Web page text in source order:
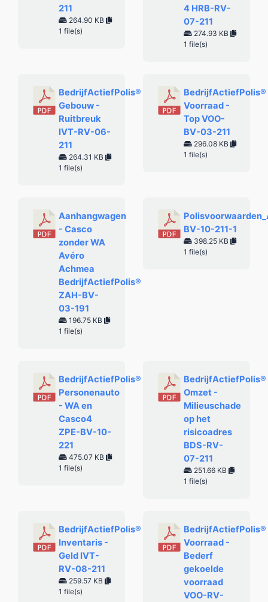
211
264.90 KB
1 file(s)
4 HRB-RV-
07-211
274.93 KB
1 file(s)
BedrijfActiefPolis®
Gebouw -
Ruitbreuk
IVT-RV-06-
211
264.31 KB
1 file(s)
BedrijfActiefPolis®
Voorraad -
Top VOO-
BV-03-211
296.08 KB
1 file(s)
Aanhangwagen
- Casco
zonder WA
Avéro
Achmea
BedrijfActiefPolis®
ZAH-BV-
03-191
196.75 KB
1 file(s)
BV-10-211-1
398.25 KB
1 file(s)
BedrijfActiefPolis®
Personenauto
- WA en
Casco4
ZPE-BV-10-
221
475.07 KB
1 file(s)
BedrijfActiefPolis®
Omzet -
Milieuschade
op het
risicoadres
BDS-RV-
07-211
251.66 KB
1 file(s)
BedrijfActiefPolis®
Inventaris -
Geld IVT-
RV-08-211
259.57 KB
1 file(s)
BedrijfActiefPolis®
Voorraad -
Bederf
gekoelde
voorraad
VOO-RV-